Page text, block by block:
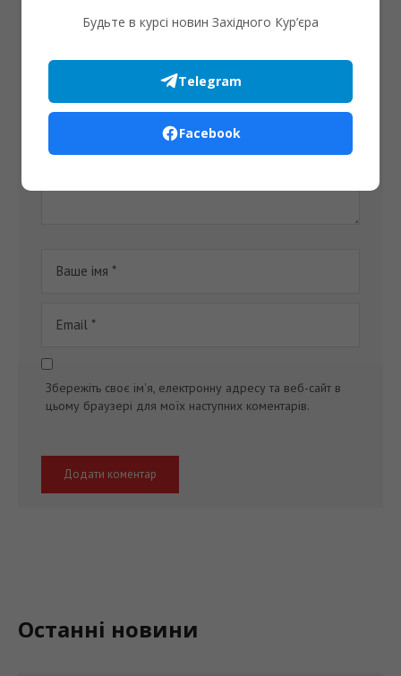
Збережіть своє ім'я, електронну адресу та веб-сайт в
цьому браузері для моїх наступних коментарів.
Будьте в курсі новин Західного Кур’єра
Telegram
Facebook